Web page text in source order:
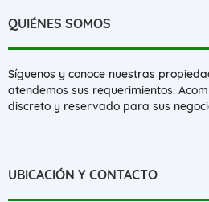
QUIÉNES SOMOS
Síguenos y conoce nuestras
atendemos sus requerimientos.
discreto y reservado para sus
UBICACIÓN Y CONTACTO